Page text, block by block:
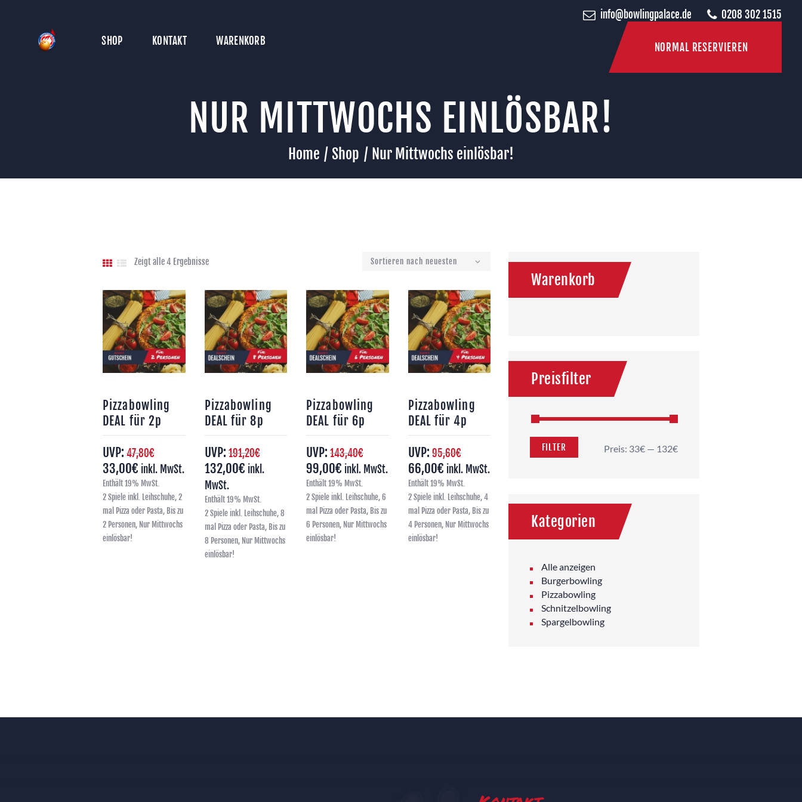
SHOP KONTAKT WARENKORB
info@bowlingpalace.de 0208 302 1515
NORMAL RESERVIEREN
NUR MITTWOCHS EINLÖSBAR!
Home Shop Nur Mittwochs einlösbar!
KONTAKT
Zeigt alle 4 Ergebnisse
Pizzabowling
DEAL für 2p
UVP: 47,80€
33,00€ inkl. MwSt.
Enthält 19% MwSt.
2 Spiele inkl. Leihschuhe, 2
mal Pizza oder Pasta, Bis zu
2 Personen, Nur Mittwochs
einlösbar!
Pizzabowling
DEAL für 8p
UVP: 191,20€
132,00€ inkl.
MwSt.
Enthält 19% MwSt.
2 Spiele inkl. Leihschuhe, 8
mal Pizza oder Pasta, Bis zu
8 Personen, Nur Mittwochs
einlösbar!
Pizzabowling
DEAL für 6p
UVP: 143,40€
99,00€ inkl. MwSt.
Enthält 19% MwSt.
2 Spiele inkl. Leihschuhe, 6
mal Pizza oder Pasta, Bis zu
6 Personen, Nur Mittwochs
einlösbar!
Pizzabowling
DEAL für 4p
UVP: 95,60€
66,00€ inkl. MwSt.
Enthält 19% MwSt.
2 Spiele inkl. Leihschuhe, 4
mal Pizza oder Pasta, Bis zu
4 Personen, Nur Mittwochs
einlösbar!
Warenkorb
Preisfilter
FILTER Preis: 33€ — 132€
Kategorien
Alle anzeigen
Burgerbowling
Pizzabowling
Schnitzelbowling
Spargelbowling